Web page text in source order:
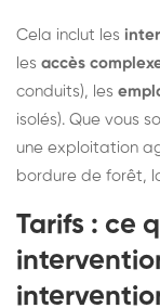
Cela inclut les
les accès
conduits), les
isolés). Que vous
une exploitation
bordure de forêt,
Tarifs : ce